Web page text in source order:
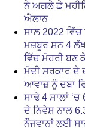
ਨੇ ਅਗਲੇ ਛੇ
ਐਲਾਨ
ਸਾਲ 2022
ਮਜ਼ਬੂਰ ਸਨ 4
ਵਿੱਚ ਮੋਹਰੀ ਬਣ
ਮੋਦੀ ਸਰਕਾਰ ਦੇ
ਆਵਾਜ਼ ਨੂੰ ਦਬਾ
ਸਾਢੇ 4 ਸਾਲਾਂ
ਦੇ ਨਿਵੇਸ਼ ਨਾਲ
ਨੌਜਵਾਨਾਂ ਲਈ